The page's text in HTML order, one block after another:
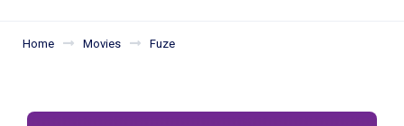
Home Movies Fuze